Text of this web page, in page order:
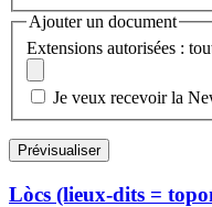
Ajouter un document
Extensions autorisées :
Je veux recevoir la
Lòcs (lieux-dits =